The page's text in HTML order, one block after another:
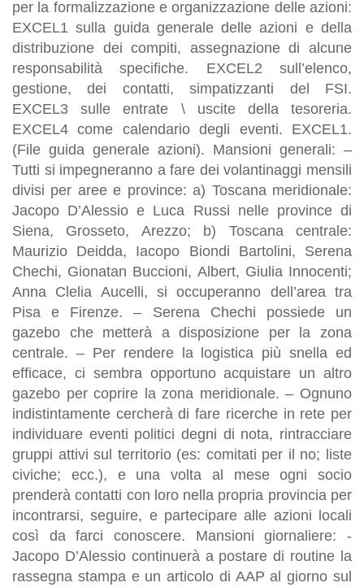
per la formalizzazione e organizzazione delle azioni:
EXCEL1 sulla guida generale delle azioni e della
distribuzione dei compiti, assegnazione di alcune
responsabilità specifiche. EXCEL2 sull’elenco,
gestione, dei contatti, simpatizzanti del FSI.
EXCEL3 sulle entrate \ uscite della tesoreria.
EXCEL4 come calendario degli eventi. EXCEL1.
(File guida generale azioni). Mansioni generali: –
Tutti si impegneranno a fare dei volantinaggi mensili
divisi per aree e province: a) Toscana meridionale:
Jacopo D’Alessio e Luca Russi nelle province di
Siena, Grosseto, Arezzo; b) Toscana centrale:
Maurizio Deidda, Iacopo Biondi Bartolini, Serena
Chechi, Gionatan Buccioni, Albert, Giulia Innocenti;
Anna Clelia Aucelli, si occuperanno dell’area tra
Pisa e Firenze. – Serena Chechi possiede un
gazebo che metterà a disposizione per la zona
centrale. – Per rendere la logistica più snella ed
efficace, ci sembra opportuno acquistare un altro
gazebo per coprire la zona meridionale. – Ognuno
indistintamente cercherà di fare ricerche in rete per
individuare eventi politici degni di nota, rintracciare
gruppi attivi sul territorio (es: comitati per il no; liste
civiche; ecc.), e una volta al mese ogni socio
prenderà contatti con loro nella propria provincia per
incontrarsi, seguire, e partecipare alle azioni locali
così da farci conoscere. Mansioni giornaliere: -
Jacopo D’Alessio continuerà a postare di routine la
rassegna stampa e un articolo di AAP al giorno sul